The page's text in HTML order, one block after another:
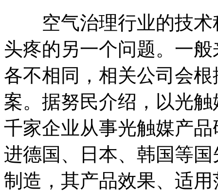
空气治理行业的技术
头疼的另一个问题。一
各不相同，相关公司会
案。据努民介绍，以光
千家企业从事光触媒产
进德国、日本、韩国等
制造，其产品效果、适